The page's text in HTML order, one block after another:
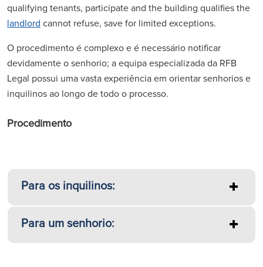
qualifying tenants, participate and the building qualifies the
landlord cannot refuse, save for limited exceptions.
O procedimento é complexo e é necessário notificar
devidamente o senhorio; a equipa especializada da RFB
Legal possui uma vasta experiência em orientar senhorios e
inquilinos ao longo de todo o processo.
Procedimento
Para os inquilinos:
Para um senhorio: